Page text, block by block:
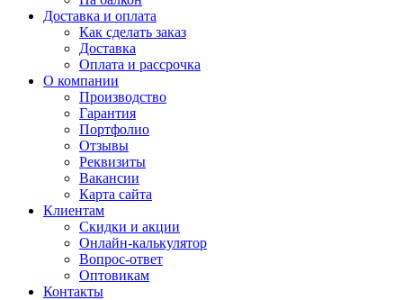
Доставка и оплата
Как сделать заказ
Доставка
Оплата и рассрочка
О компании
Производство
Гарантия
Портфолио
Отзывы
Реквизиты
Вакансии
Карта сайта
Клиентам
Скидки и акции
Онлайн-калькулятор
Вопрос-ответ
Оптовикам
Контакты